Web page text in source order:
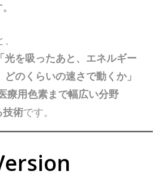
光を吸ったあと、エネルギー
のくらいの速さで動くか」
療用色素まで幅広い分野
技術です。